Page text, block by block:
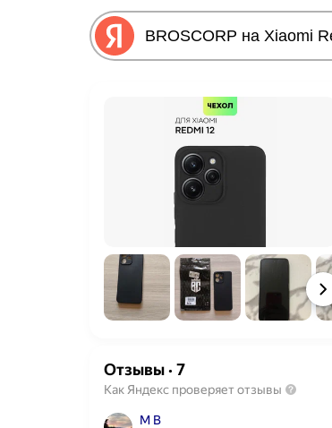
Отзывы· 7
Как Яндекс проверяет отзывы
М В